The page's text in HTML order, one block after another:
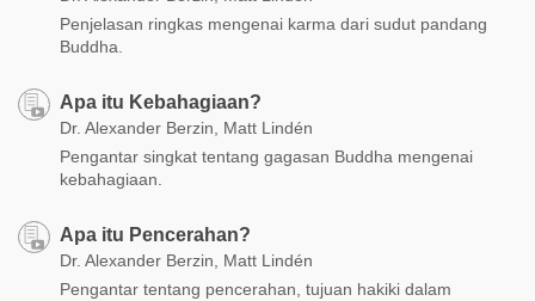
Penjelasan ringkas mengenai karma dari sudut pandang
Buddha.
Apa itu Kebahagiaan?
Dr. Alexander Berzin, Matt Lindén
Pengantar singkat tentang gagasan Buddha mengenai
kebahagiaan.
Apa itu Pencerahan?
Dr. Alexander Berzin, Matt Lindén
Pengantar tentang pencerahan, tujuan hakiki dalam